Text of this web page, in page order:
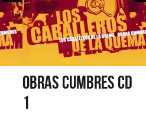
OBRAS CUMBRES CD
1